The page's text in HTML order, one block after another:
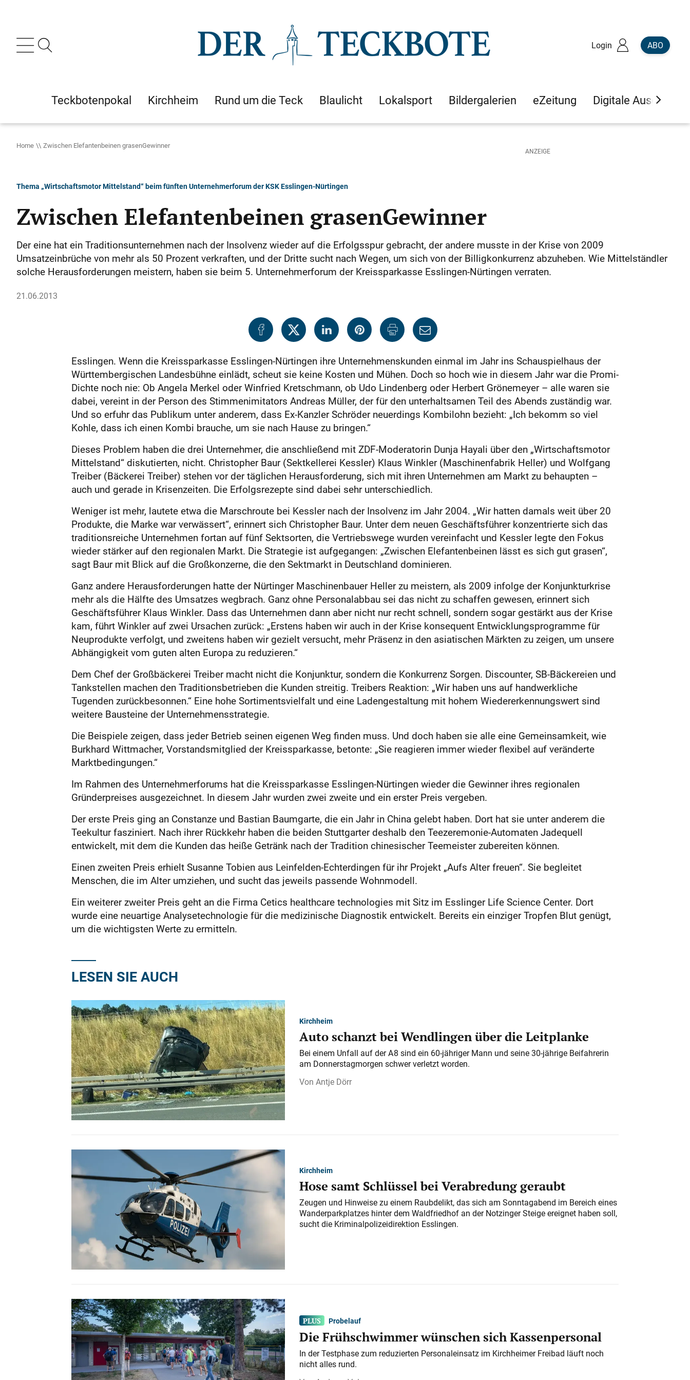
Login ABO
Teckbotenpokal Kirchheim Rund um die Teck Blaulicht Lokalsport Bildergalerien eZeitung Digitale Ausgaben
Home Zwischen Elefantenbeinen grasenGewinner
Thema „Wirtschaftsmotor Mittelstand“ beim fünften Unternehmerforum der KSK Esslingen-Nürtingen
Zwischen Elefantenbeinen grasenGewinner
Der eine hat ein Traditionsunternehmen nach der Insolvenz wieder auf die Erfolgsspur gebracht, der andere musste in der Krise von 2009
Umsatzeinbrüche von mehr als 50 Prozent verkraften, und der Dritte sucht nach Wegen, um sich von der Billigkonkurrenz abzuheben. Wie Mittelständler
solche Herausforderungen meistern, haben sie beim 5. Unternehmerforum der Kreissparkasse Esslingen-Nürtingen verraten.
21.06.2013
Esslingen. Wenn die Kreissparkasse Esslingen-Nürtingen ihre Unternehmenskunden einmal im Jahr ins Schauspielhaus der
Württembergischen Landesbühne einlädt, scheut sie keine Kosten und Mühen. Doch so hoch wie in diesem Jahr war die Promi-
Dichte noch nie: Ob Angela Merkel oder Winfried Kretschmann, ob Udo Lindenberg oder Herbert Grönemeyer – alle waren sie
dabei, vereint in der Person des Stimmenimitators Andreas Müller, der für den unterhaltsamen Teil des Abends zuständig war.
Und so erfuhr das Publikum unter anderem, dass Ex-Kanzler Schröder neuerdings Kombilohn bezieht: „Ich bekomm so viel
Kohle, dass ich einen Kombi brauche, um sie nach Hause zu bringen.“
Dieses Problem haben die drei Unternehmer, die anschließend mit ZDF-Moderatorin Dunja Hayali über den „Wirtschaftsmotor
Mittelstand“ diskutierten, nicht. Christopher Baur (Sektkellerei Kessler) Klaus Winkler (Maschinenfabrik Heller) und Wolfgang
Treiber (Bäckerei Treiber) stehen vor der täglichen Herausforderung, sich mit ihren Unternehmen am Markt zu behaupten –
auch und gerade in Krisenzeiten. Die Erfolgsrezepte sind dabei sehr unterschiedlich.
Weniger ist mehr, lautete etwa die Marschroute bei Kessler nach der Insolvenz im Jahr 2004. „Wir hatten damals weit über 20
Produkte, die Marke war verwässert“, erinnert sich Christopher Baur. Unter dem neuen Geschäftsführer konzentrierte sich das
traditionsreiche Unternehmen fortan auf fünf Sektsorten, die Vertriebswege wurden vereinfacht und Kessler legte den Fokus
wieder stärker auf den regionalen Markt. Die Strategie ist aufgegangen: „Zwischen Elefantenbeinen lässt es sich gut grasen“,
sagt Baur mit Blick auf die Großkonzerne, die den Sektmarkt in Deutschland dominieren.
Ganz andere Herausforderungen hatte der Nürtinger Maschinenbauer Heller zu meistern, als 2009 infolge der Konjunkturkrise
mehr als die Hälfte des Umsatzes wegbrach. Ganz ohne Personalabbau sei das nicht zu schaffen gewesen, erinnert sich
Geschäftsführer Klaus Winkler. Dass das Unternehmen dann aber nicht nur recht schnell, sondern sogar gestärkt aus der Krise
kam, führt Winkler auf zwei Ursachen zurück: „Erstens haben wir auch in der Krise konsequent Entwicklungsprogramme für
Neuprodukte verfolgt, und zweitens haben wir gezielt versucht, mehr Präsenz in den asiatischen Märkten zu zeigen, um unsere
Abhängigkeit vom guten alten Europa zu reduzieren.“
Dem Chef der Großbäckerei Treiber macht nicht die Konjunktur, sondern die Konkurrenz Sorgen. Discounter, SB-Bäckereien und
Tankstellen machen den Traditionsbetrieben die Kunden streitig. Treibers Reaktion: „Wir haben uns auf handwerkliche
Tugenden zurückbesonnen.“ Eine hohe Sortimentsvielfalt und eine Ladengestaltung mit hohem Wiedererkennungswert sind
weitere Bausteine der Unternehmensstrategie.
Die Beispiele zeigen, dass jeder Betrieb seinen eigenen Weg finden muss. Und doch haben sie alle eine Gemeinsamkeit, wie
Burkhard Wittmacher, Vorstandsmitglied der Kreissparkasse, betonte: „Sie reagieren immer wieder flexibel auf veränderte
Marktbedingungen.“
Im Rahmen des Unternehmerforums hat die Kreissparkasse Esslingen-Nürtingen wieder die Gewinner ihres regionalen
Gründerpreises ausgezeichnet. In diesem Jahr wurden zwei zweite und ein erster Preis vergeben.
Der erste Preis ging an Constanze und Bastian Baumgarte, die ein Jahr in China gelebt haben. Dort hat sie unter anderem die
Teekultur fasziniert. Nach ihrer Rückkehr haben die beiden Stuttgarter deshalb den Teezeremonie-Automaten Jadequell
entwickelt, mit dem die Kunden das heiße Getränk nach der Tradition chinesischer Teemeister zubereiten können.
Einen zweiten Preis erhielt Susanne Tobien aus Leinfelden-Echter­dingen für ihr Projekt „Aufs Alter freuen“. Sie begleitet
Menschen, die im Alter umziehen, und sucht das jeweils passende Wohnmodell.
Ein weiterer zweiter Preis geht an die Firma Cetics healthcare technologies mit Sitz im Esslinger Life Science Center. Dort
wurde eine neuartige Analysetechnologie für die medizinische Diagnostik entwickelt. Bereits ein einziger Tropfen Blut genügt,
um die wichtigsten Werte zu ermitteln.
LESEN SIE AUCH
Kirchheim
Auto schanzt bei Wendlingen über die Leitplanke
Bei einem Unfall auf der A 8 sind ein 60-jähriger Mann und seine 30-jährige Beifahrerin
am Donnerstagmorgen schwer verletzt worden.
Antje Dörr
Kirchheim
Hose samt Schlüssel bei Verabredung geraubt
Zeugen und Hinweise zu einem Raubdelikt, das sich am Sonntagabend im Bereich eines
Wanderparkplatzes hinter dem Waldfriedhof an der Notzinger Steige ereignet haben soll,
sucht die Kriminalpolizeidirektion Esslingen.
Probelauf
Die Frühschwimmer wünschen sich Kassenpersonal
In der Testphase zum reduzierten Personaleinsatz im Kirchheimer Freibad läuft noch
nicht alles rund.